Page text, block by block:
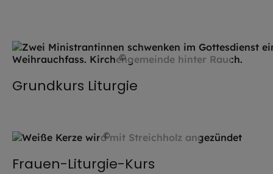
© Hendrik Steffens / EOM
Grundkurs Liturgie
© istock.com / Olezzo
Frauen-Liturgie-Kurs